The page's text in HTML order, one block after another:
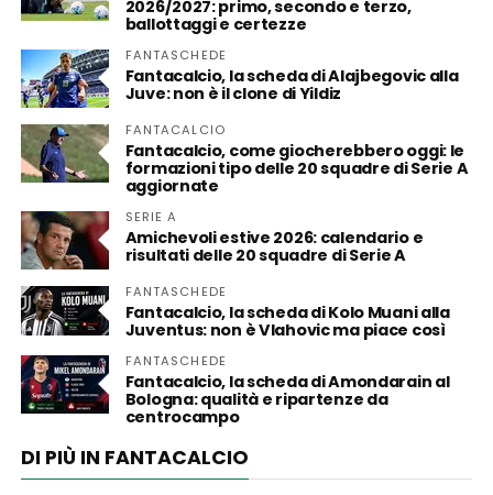
2026/2027: primo, secondo e terzo,
ballottaggi e certezze
FANTASCHEDE
Fantacalcio, la scheda di Alajbegovic alla
Juve: non è il clone di Yildiz
FANTACALCIO
Fantacalcio, come giocherebbero oggi: le
formazioni tipo delle 20 squadre di Serie A
aggiornate
SERIE A
Amichevoli estive 2026: calendario e
risultati delle 20 squadre di Serie A
FANTASCHEDE
Fantacalcio, la scheda di Kolo Muani alla
Juventus: non è Vlahovic ma piace così
FANTASCHEDE
Fantacalcio, la scheda di Amondarain al
Bologna: qualità e ripartenze da
centrocampo
DI PIÙ IN FANTACALCIO